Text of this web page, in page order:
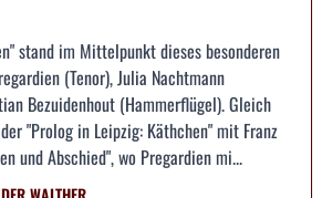
stand im Mittelpunkt dieses besonderen
(Tenor), Julia Nachtmann
Bezuidenhout (Hammerflügel). Gleich
"Prolog in Leipzig: Käthchen" mit Franz
und Abschied", wo Pregardien mi...